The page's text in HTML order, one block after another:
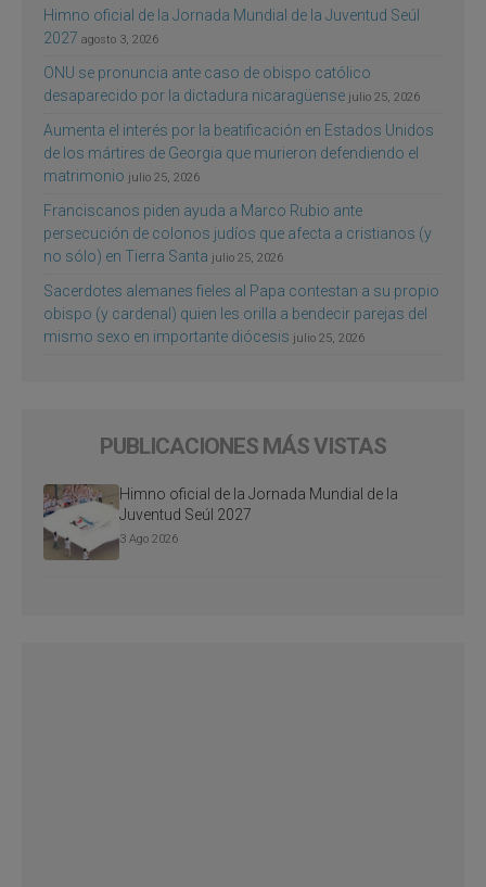
Himno oficial de la Jornada Mundial de la Juventud Seúl
2027 agosto 3, 2026
ONU se pronuncia ante caso de obispo católico
desaparecido por la dictadura nicaragüense julio 25, 2026
Aumenta el interés por la beatificación en Estados Unidos
de los mártires de Georgia que murieron defendiendo el
matrimonio julio 25, 2026
Franciscanos piden ayuda a Marco Rubio ante
persecución de colonos judíos que afecta a cristianos (y
no sólo) en Tierra Santa julio 25, 2026
Sacerdotes alemanes fieles al Papa contestan a su propio
obispo (y cardenal) quien les orilla a bendecir parejas del
mismo sexo en importante diócesis julio 25, 2026
PUBLICACIONES MÁS VISTAS
Himno oficial de la Jornada Mundial de la
Juventud Seúl 2027
3 Ago 2026